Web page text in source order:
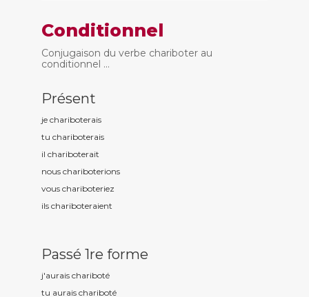
Conditionnel
Conjugaison du verbe chariboter au
conditionnel ...
Présent
je chariboterais
tu chariboterais
il chariboterait
nous chariboterions
vous chariboteriez
ils chariboteraient
Passé 1re forme
j'aurais chariboté
tu aurais chariboté